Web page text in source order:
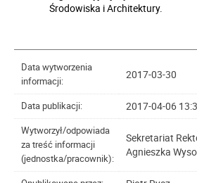
Środowiska i Architektury.
Data wytworzenia
informacji:
2017-03-30
Data publikacji: 2017-04-06
Wytworzył/odpowiada
za treść informacji
(jednostka/pracownik):
Sekretariat
Agnieszka